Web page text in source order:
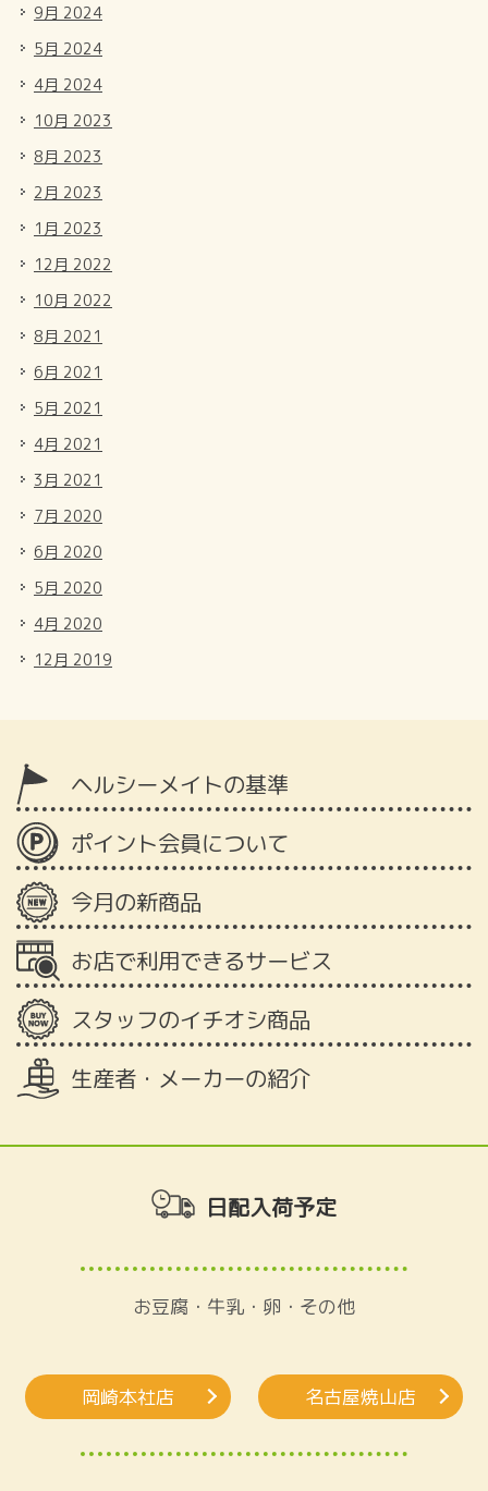
9月 2024
5月 2024
4月 2024
10月 2023
8月 2023
2月 2023
1月 2023
12月 2022
10月 2022
8月 2021
6月 2021
5月 2021
4月 2021
3月 2021
7月 2020
6月 2020
5月 2020
4月 2020
12月 2019
ヘルシーメイトの基準
ポイント会員について
今月の新商品
お店で利用できるサービス
スタッフのイチオシ商品
生産者・メーカーの紹介
日配入荷予定
お豆腐・牛乳・卵・その他
岡崎本社店 名古屋焼山店